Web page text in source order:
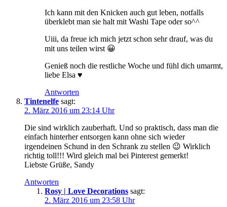
Ich kann mit den Knicken auch gut leben, notfalls
überklebt man sie halt mit Washi Tape oder so^^
Uiii, da freue ich mich jetzt schon sehr drauf, was du
mit uns teilen wirst 😀
Genieß noch die restliche Woche und fühl dich umarmt,
liebe Elsa ♥
Antworten
Tintenelfe sagt:
2. März 2016 um 23:14 Uhr
Die sind wirklich zauberhaft. Und so praktisch, dass man die
einfach hinterher entsorgen kann ohne sich wieder
irgendeinen Schund in den Schrank zu stellen 😉 Wirklich
richtig toll!!! Wird gleich mal bei Pinterest gemerkt!
Liebste Grüße, Sandy
Antworten
Rosy | Love Decorations sagt:
2. März 2016 um 23:58 Uhr